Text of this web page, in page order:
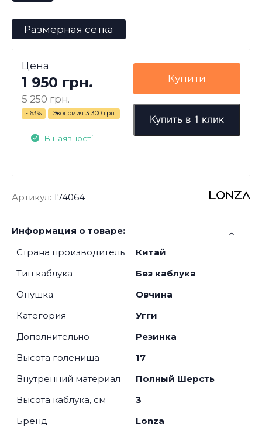
Размерная сетка
Цена
1 950 грн.
5 250 грн.
- 63% Экономия 3 300 грн.
В наявності
Купити
Купить в 1 клик
Артикул: 174064
Информация о товаре:
Страна производитель
Китай
Тип каблука
Без каблука
Опушка
Овчина
Категория
Угги
Дополнительно
Резинка
Высота голенища
17
Внутренний материал
Полный Шерсть
Высота каблука, см
3
Бренд
Lonza